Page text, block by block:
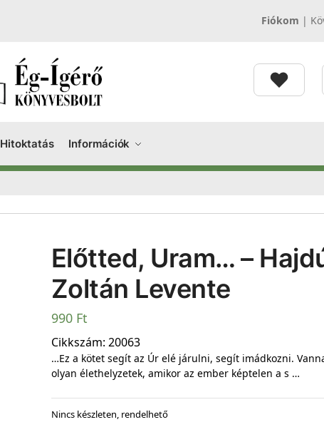
Fiókom |
Hitoktatás Információk
Előtted, Uram… –
Zoltán Levente
990 Ft
Cikkszám: 20063
…Ez a kötet segít az Úr elé járulni, segít imádkozni.
olyan élethelyzetek, amikor az ember képtelen a s …
Nincs készleten, rendelhető